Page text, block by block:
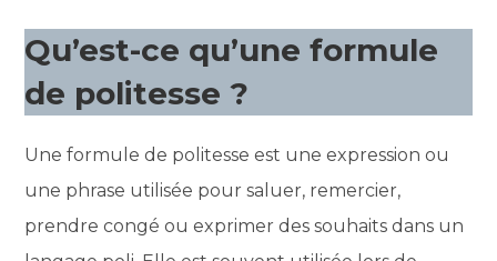
Qu’est-ce qu’une formule
de politesse ?
Une formule de politesse est une expression ou
une phrase utilisée pour saluer, remercier,
prendre congé ou exprimer des souhaits dans un